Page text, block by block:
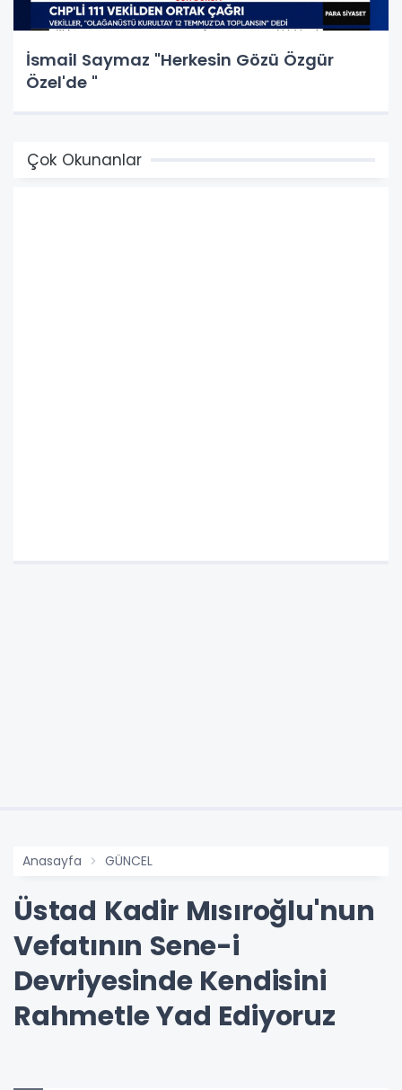
İsmail Saymaz "Herkesin Gözü Özgür
Özel'de "
Çok Okunanlar
Anasayfa GÜNCEL
Üstad Kadir Mısıroğlu'nun
Vefatının Sene-i
Devriyesinde Kendisini
Rahmetle Yad Ediyoruz